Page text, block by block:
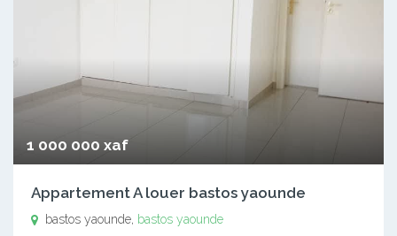
1 000 000 xaf
Appartement A louer bastos yaounde
bastos yaounde, bastos yaounde